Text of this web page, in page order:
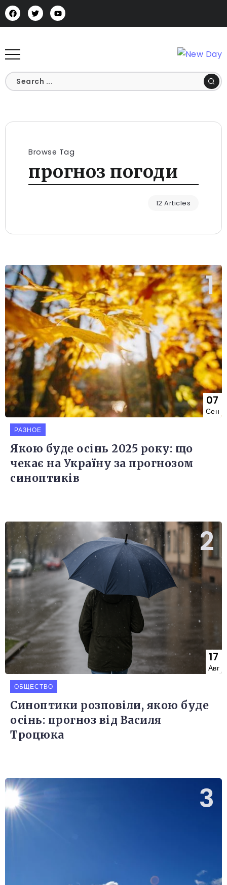
Browse Tag
прогноз погоди
12 Articles
07
Сен
РАЗНОЕ
Якою буде осінь 2025 року: що
чекає на Україну за прогнозом
синоптиків
17
Авг
ОБЩЕСТВО
Синоптики розповіли, якою буде
осінь: прогноз від Василя
Троцюка